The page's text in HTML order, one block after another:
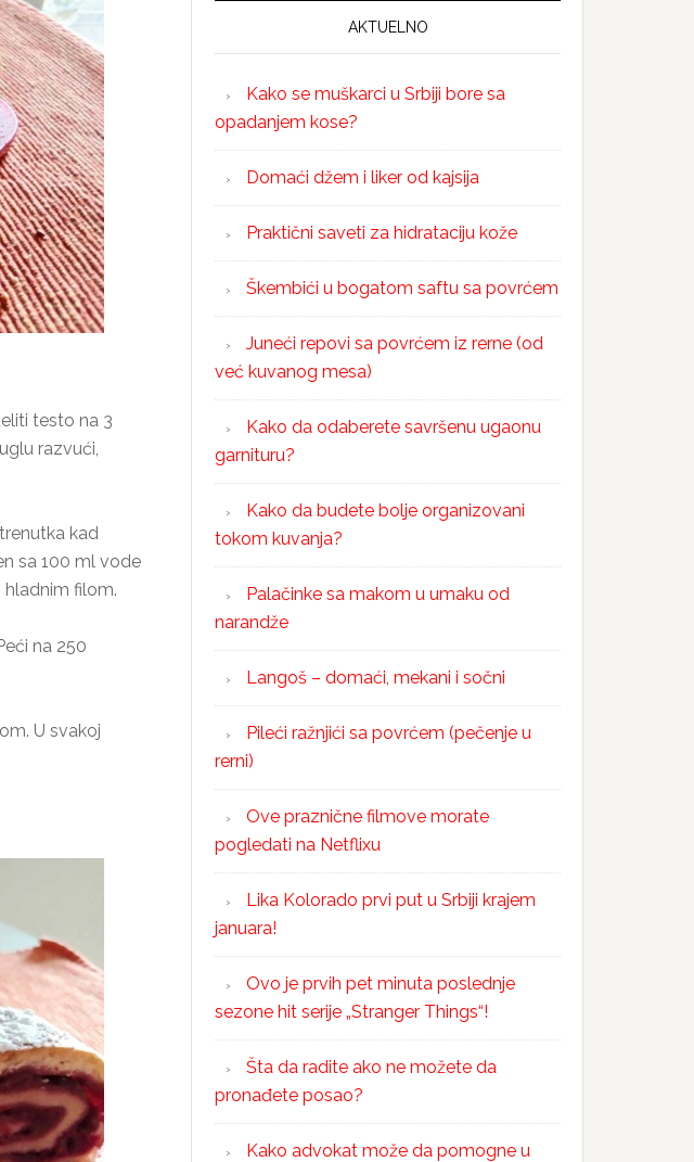
testo na 3
razvući,
kad
sa 100 ml vode
filom.
na 250
U svakoj
AKTUELNO
Kako se muškarci u Srbiji bore sa
opadanjem kose?
Domaći džem i liker od kajsija
Praktični saveti za hidrataciju kože
Škembići u bogatom saftu sa povrćem
Juneći repovi sa povrćem iz rerne (od
već kuvanog mesa)
Kako da odaberete savršenu ugaonu
garnituru?
Kako da budete bolje organizovani
tokom kuvanja?
Palačinke sa makom u umaku od
narandže
Langoš – domaći, mekani i sočni
Pileći ražnjići sa povrćem (pečenje u
rerni)
Ove praznične filmove morate
pogledati na Netflixu
Lika Kolorado prvi put u Srbiji krajem
januara!
Ovo je prvih pet minuta poslednje
sezone hit serije „Stranger Things“!
Šta da radite ako ne možete da
pronađete posao?
Kako advokat može da pomogne u